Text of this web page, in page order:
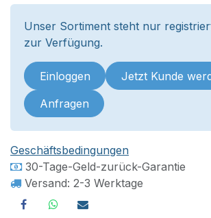
Unser Sortiment steht nur
zur Verfügung.
Einloggen Jetzt Kunde
Anfragen
Geschäftsbedingungen
30-Tage-Geld-zurück-Garantie
Versand: 2-3 Werktage